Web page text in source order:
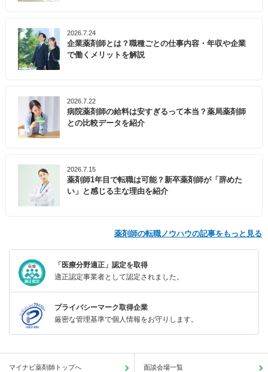
2026.7.24
企業薬剤師とは？職種ごとの仕事内容・年収や企業
で働くメリットを解説
2026.7.22
病院薬剤師の給料は安すぎるって本当？薬局薬剤師
との比較データを紹介
2026.7.15
薬剤師1年目で転職は可能？新卒薬剤師が「辞めた
い」と感じる主な理由を紹介
薬剤師の転職ノウハウの記事をもっと見る
「医療分野適正」認定を取得
適正認定事業者として認定されました。
プライバシーマーク取得企業
厳密な管理基準で個人情報をお守りします。
マイナビ薬剤師トップへ 面談会場一覧